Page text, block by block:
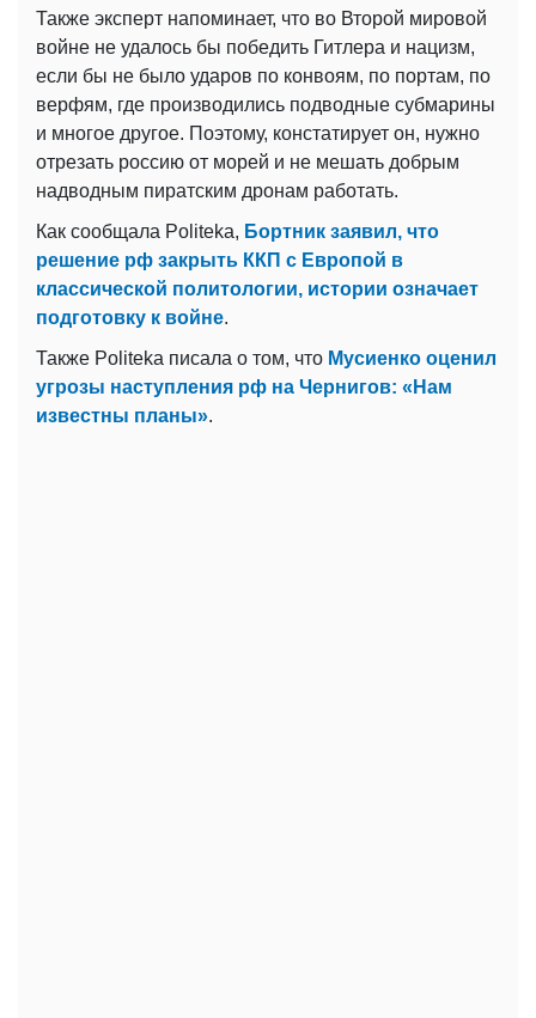
Также эксперт напоминает, что во Второй мировой
войне не удалось бы победить Гитлера и нацизм,
если бы не было ударов по конвоям, по портам, по
верфям, где производились подводные субмарины
и многое другое. Поэтому, констатирует он, нужно
отрезать россию от морей и не мешать добрым
надводным пиратским дронам работать.
Как сообщала Politeka, Бортник заявил, что
решение рф закрыть ККП с Европой в
классической политологии, истории означает
подготовку к войне.
Также Politeka писала о том, что Мусиенко оценил
угрозы наступления рф на Чернигов: «Нам
известны планы».